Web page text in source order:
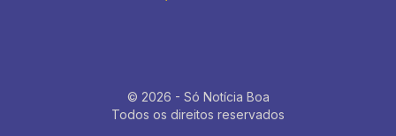
© 2026 - Só Notícia Boa
Todos os direitos reservados